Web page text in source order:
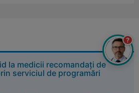
la medicii recomandați de
serviciul de programări
?